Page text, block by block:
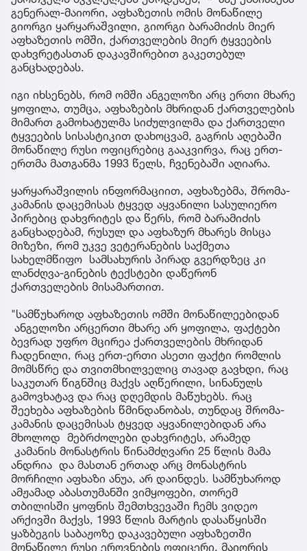
გენერალ-მაიორი, აფხაზეთის ომის მონაწილე
გიორგი ყარყარაშვილი, გიორგი ბარამიძის მიერ
აფხაზეთის ომში, ქართველების მიერ ტყვეების
დახვრეტასთან დაკავშირებით გაკეთებულ
განცხადებას.
იგი იხსენებს, რომ ომში ანგელოზი არც ერთი მხარე
ყოფილა, თუმცა, აფხაზების მხრიდან ქართველების
მიმართ გამოხატულმა სიძულვილმა და ქართველი
ტყვეების სისასტიკით დახოცვამ, გაგრის აღებაში
მონაწილე რუსი ოფიცრებიც გააკვირვა, რაც ერთ-
ერთმა მათგანმა 1993 წელს, ჩვენებაში აღიარა.
ყარყარაშვილის ინფორმაციით, აფხაზებმა, შრომა-
კამანის დაცემისას ტყვედ აყვანილი სასულიერო
პირებიც დახვრიტეს და წერს, რომ ბარამიძის
განცხადებამ, რუსულ და აფხაზურ მხარეს მისცა
მიზეზი, რომ უკვე ვეტერანების საქმეთა
სახელმწიფო სამსახურის პირად გვერდზეც კი
ლანძღვა-გინების ტექსტები დაწერონ
ქართველების მისამართით.
"სამწუხაროდ აფხაზეთის ომში მონაწილეებიდან
ანგელოზი არცერთი მხარე არ ყოფილა, ფაქტები
ბევრად უფრო მცირეა ქართველების მხრიდან
ჩადენილი, რაც ერთ-ერთი ასეთი ფაქტი რომლის
მომსწრე და თვითმხილველიც თავად გავხდი, რაც
საკუთარ წიგნშიც მაქვს აღწერილი, სინანულს
გამოვხატავ და რაც დღემდის მაწუხებს. რაც
შეეხება აფხაზების წმინდანობას, თუნდაც შრომა-
კამანის დაცემისას ტყვედ აყვანილებიდან არა
მხოლოდ მებრძოლები დახვრიტეს, არამედ
კამანის მონასტრის წინამძღვარი 25 წლის მამა
ანდრია და მასთან ერთად არც მონასტრის
მორჩილი აფხაზი ანუა, არ დაინდეს. სამწუხაროდ
ამჟამად აბასთუმანში ვიმყოფები, თორემ
თბილისში ყოფნის შემთხვევაში ჩემს ვიდეო
არქივში მაქვს, 1993 წლის მარტის დასაწყისში
ყაზბეგის საბაჟოზე დაკავებული აფხაზეთში
მონაწილე რუსი ეროვნების ოფიცერი, მაიორის